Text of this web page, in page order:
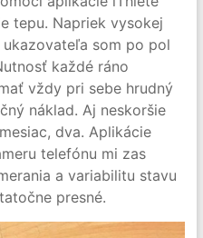
tepu. Napriek vysokej
som po pol
každé ráno
vždy pri sebe hrudný
náklad. Aj neskoršie
dva. Aplikácie
telefónu mi zas
a variabilitu stavu
presné.